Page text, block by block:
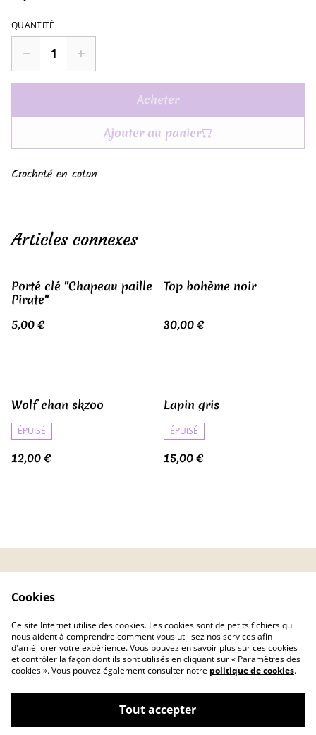
QUANTITÉ
Acheter
Ajouter au panier
Crocheté en coton
Articles connexes
Porté clé "Chapeau paille
Pirate"
5,00 €
Top bohème noir
30,00 €
Wolf chan skzoo
ÉPUISÉ
12,00 €
Lapin gris
ÉPUISÉ
15,00 €
Livraison
©2026AMATHEA
Cookies
Ce site Internet utilise des cookies. Les cookies sont de petits fichiers qui
nous aident à comprendre comment vous utilisez nos services afin
d'améliorer votre expérience. Vous pouvez en savoir plus sur ces cookies
et contrôler la façon dont ils sont utilisés en cliquant sur « Paramètres des
cookies ». Vous pouvez également consulter notre politique de cookies.
Tout accepter